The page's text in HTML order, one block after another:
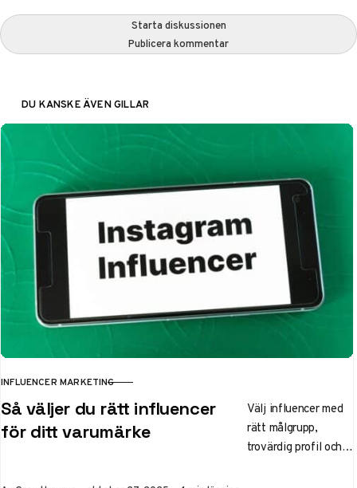
Starta diskussionen
Publicera kommentar
DU KANSKE ÄVEN GILLAR
KATEGORI
INFLUENCER MARKETING
Så väljer du rätt influencer
för ditt varumärke
Välj influencer med
rätt målgrupp,
trovärdig profil och